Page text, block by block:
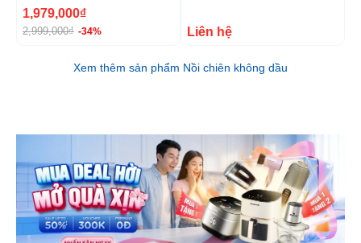
1800W
1,979,000₫
2,999,000₫ -34% Liên hệ
Xem thêm sản phẩm Nồi chiên không dầu